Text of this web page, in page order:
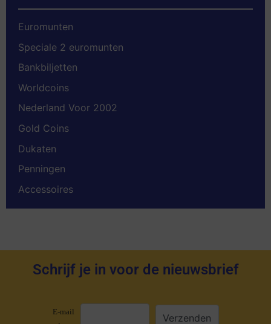
Euromunten
Speciale 2 euromunten
Bankbiljetten
Worldcoins
Nederland Voor 2002
Gold Coins
Dukaten
Penningen
Accessoires
Schrijf je in voor de nieuwsbrief
E-mail